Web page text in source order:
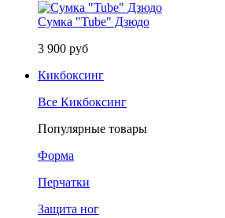
Сумка "Tube" Дзюдо
3 900 руб
Кикбоксинг
Все Кикбоксинг
Популярные товары
Форма
Перчатки
Защита ног